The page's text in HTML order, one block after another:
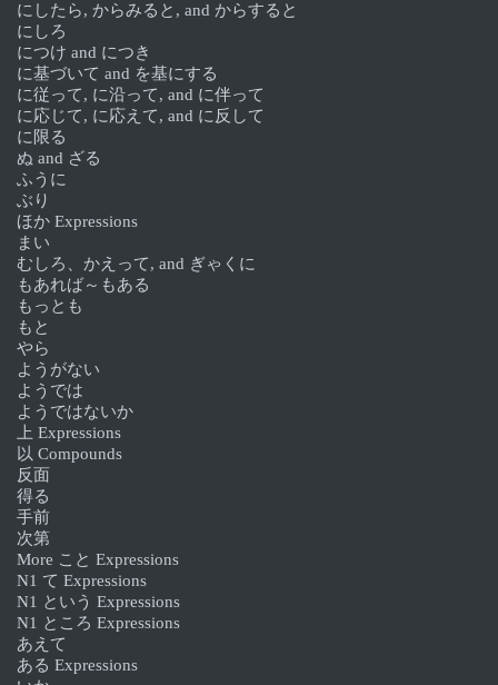
にしたら, からみると, and からすると
にしろ
につけ and につき
に基づいて and を基にする
に従って, に沿って, and に伴って
に応じて, に応えて, and に反して
に限る
ぬ and ざる
ふうに
ぶり
ほか Expressions
まい
むしろ、かえって, and ぎゃくに
もあれば～もある
もっとも
もと
やら
ようがない
ようでは
ようではないか
上 Expressions
以 Compounds
反面
得る
手前
次第
More こと Expressions
N1 て Expressions
N1 という Expressions
N1 ところ Expressions
あえて
ある Expressions